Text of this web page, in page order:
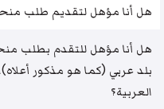
هل أنا مؤهل لتقديم طلب
هل أنا مؤهل للتقدم بطلب
بلد عربي (كما هو مذكور
العربية؟